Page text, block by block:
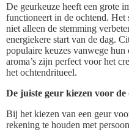
De geurkeuze heeft een grote
functioneert in de ochtend. Het
niet alleen de stemming
energiekere start van de dag.
populaire keuzes vanwege
aroma’s zijn perfect voor het
het ochtendritueel.
De juiste geur kiezen voor de
Bij het kiezen van een geur
rekening te houden met